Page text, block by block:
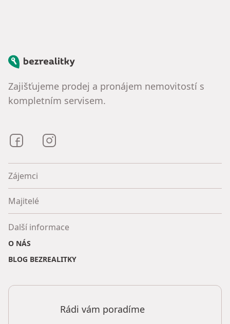
Bezrealitky
Zajišťujeme prodej a pronájem nemovitostí s
kompletním servisem.
Bezrealitky na Facebooku
Zájemci
Majitelé
Další informace
O NÁS
BLOG BEZREALITKY
Rádi vám poradíme